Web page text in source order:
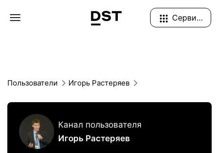
Navigation Menu Сервисы
Пользователи Игорь Растеряев
Канал пользователя
Игорь Растеряев